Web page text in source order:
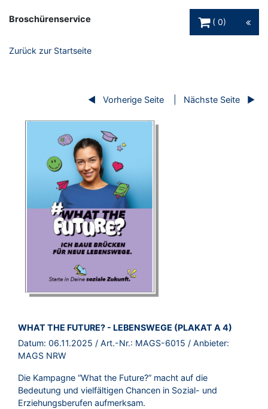
Broschürenservice
0
Zurück zur Startseite
Vorherige Seite Nächste Seite
BROSCHÜRE:
WHAT THE FUTURE? - LEBENSWEGE (PLAKAT A 4)
Datum: 06.11.2025 / Art.-Nr.: MAGS-6015 / Anbieter:
MAGS NRW
Die Kampagne “What the Future?” macht auf die
Bedeutung und vielfältigen Chancen in Sozial- und
Erziehungsberufen aufmerksam.